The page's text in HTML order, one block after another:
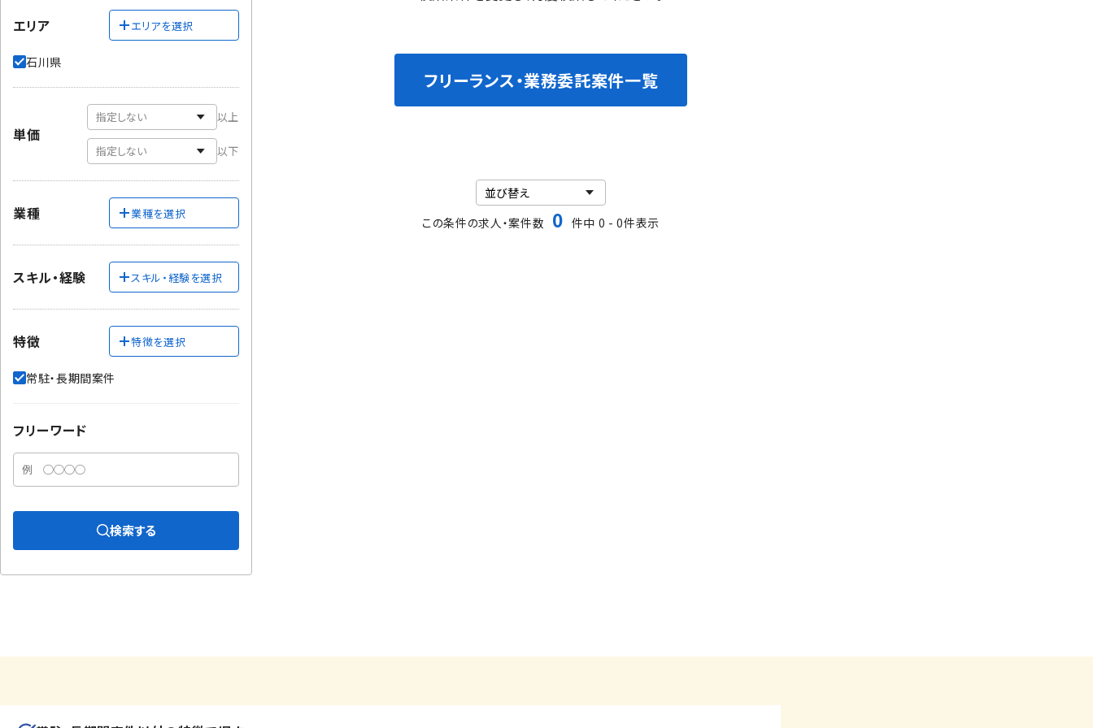
フリーランス・業務委託案件一覧
この条件の求人・案件数 0 件中 0 - 0件表示
エリア エリアを選択
石川県
単価
以上
以下
業種 業種を選択
スキル・経験 スキル・経験を選択
特徴 特徴を選択
常駐・長期間案件
フリーワード
検索する